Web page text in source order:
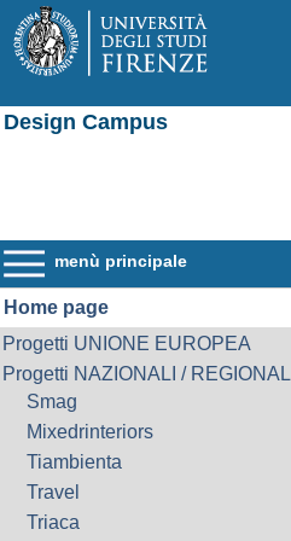
Design Campus
menù principale
Home page
Progetti UNIONE EUROPEA
Progetti NAZIONALI / REGIONALI
Smag
Mixedrinteriors
Tiambienta
Travel
Triaca